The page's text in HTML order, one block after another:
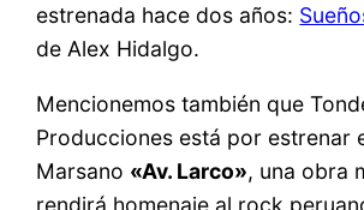
estrenada hace dos años:
de Alex Hidalgo.
Mencionemos también que
Producciones está por estrenar
Marsano «Av. Larco», una obra
rendirá homenaje al rock